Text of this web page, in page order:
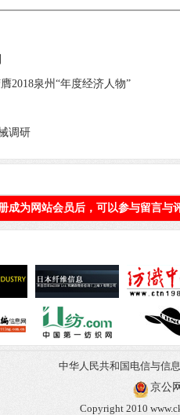
2018泉州“年度经济人物”
调研
成为网站会员后，可以参与留言与
中华人民共和国电信与信
京公
Copyright 2010